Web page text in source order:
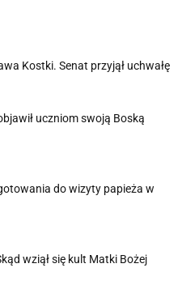
Kostki. Senat przyjął uchwałę
uczniom swoją Boską
do wizyty papieża w
wziął się kult Matki Bożej